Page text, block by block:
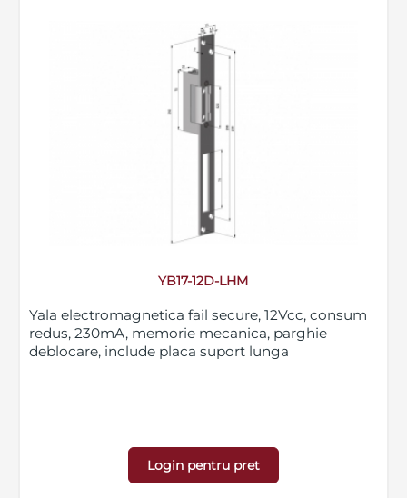
YB17-12D-LHM
Yala electromagnetica fail secure, 12Vcc, consum
redus, 230mA, memorie mecanica, parghie
deblocare, include placa suport lunga
Login pentru pret